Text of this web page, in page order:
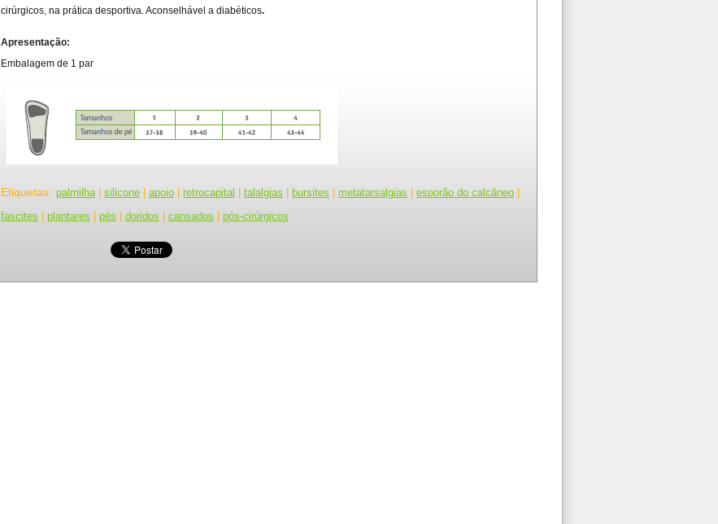
cirúrgicos, na prática desportiva. Aconselhável a diabéticos.
Apresentação:
Embalagem de 1 par
Etiquetas: palmilha silicone apoio retrocapital talalgias bursites metatarsalgias esporão do calcâneo
fascites
plantares pés doridos cansados pós-cirúrgicos